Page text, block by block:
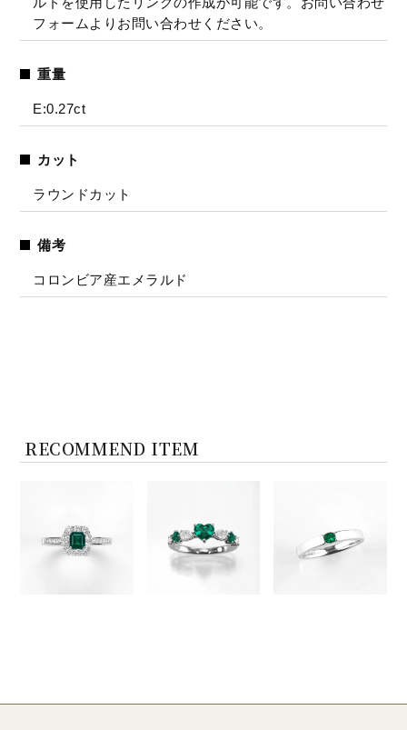
フォームよりお問い合わせください。
重量
E:0.27ct
カット
ラウンドカット
備考
コロンビア産エメラルド
RECOMMEND ITEM